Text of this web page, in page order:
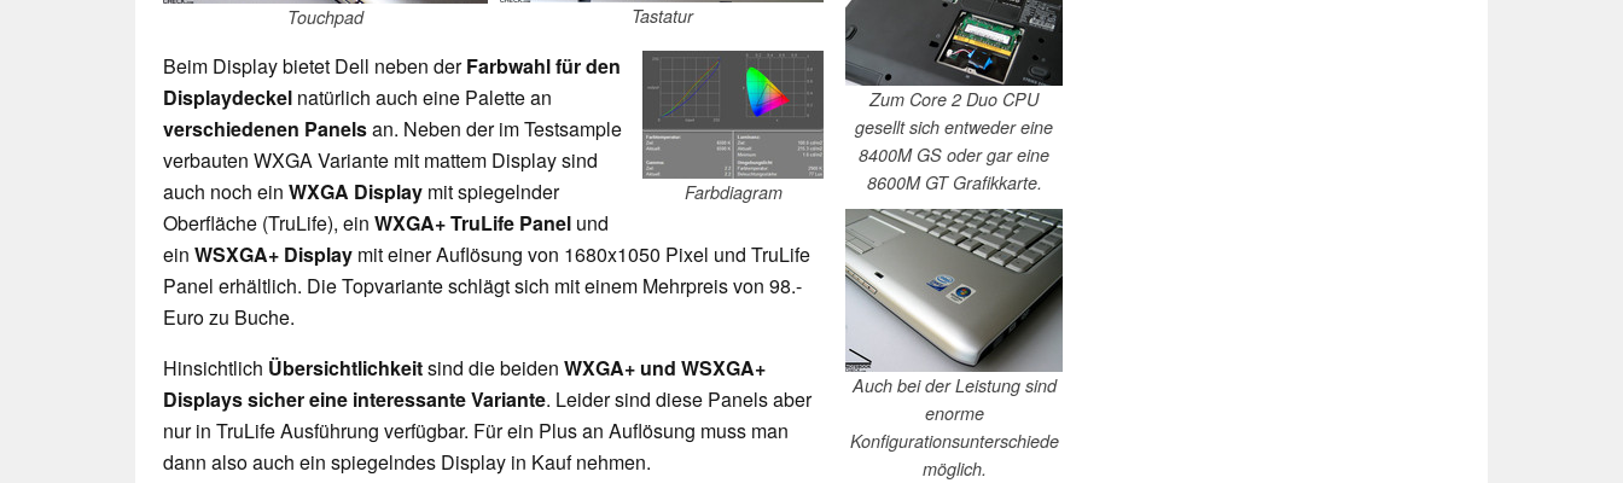
Touchpad Tastatur
Farbdiagram
Beim Display bietet Dell neben derFarbwahl für den
Displaydeckel natürlich auch eine Palette an
verschiedenen Panelsan. Neben der im Testsample
verbauten WXGA Variante mit mattem Display sind
auch noch ein WXGA Display mit spiegelnder
Oberfläche (TruLife), ein WXGA+ TruLife Panel und
ein WSXGA+ Display mit einer Auflösung von 1680x1050 Pixel und TruLife
Panel erhältlich. Die Topvariante schlägt sich mit einem Mehrpreis von 98.-
Euro zu Buche.
Hinsichtlich Übersichtlichkeitsind die beiden WXGA+ und WSXGA+
Displays sicher eine interessante Variante. Leider sind diese Panels aber
nur in TruLife Ausführung verfügbar. Für ein Plus an Auflösung muss man
dann also auch ein spiegelndes Display in Kauf nehmen.
Zum Core 2 Duo CPU
gesellt sich entweder eine
8400M GS oder gar eine
8600M GT Grafikkarte.
Auch bei der Leistung sind
enorme
Konfigurationsunterschiede
möglich.